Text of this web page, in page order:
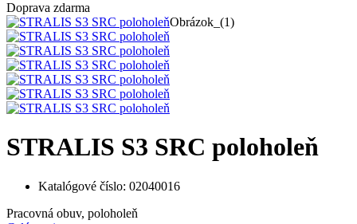
Doprava zdarma
Obrázok_(1)
STRALIS S3 SRC poloholeň
Katalógové číslo: 02040016
Pracovná obuv, poloholeň